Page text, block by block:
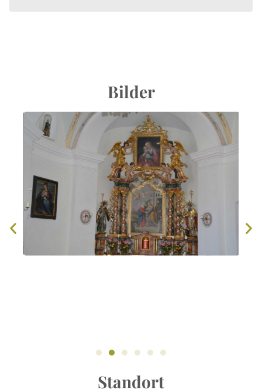
Bilder
Standort